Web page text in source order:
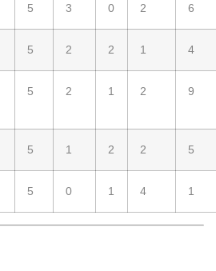
5 3 0 2 6
5 2 2 1 4
5 2 1 2 9
5 1 2 2 5
5 0 1 4 1